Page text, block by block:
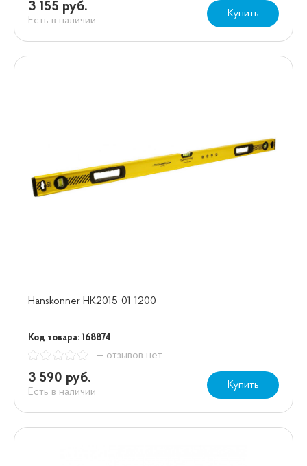
3 155 руб.
Есть в наличии
Купить
Hanskonner HK2015-01-1200
Код товара: 168874
— отзывов нет
3 590 руб.
Есть в наличии
Купить